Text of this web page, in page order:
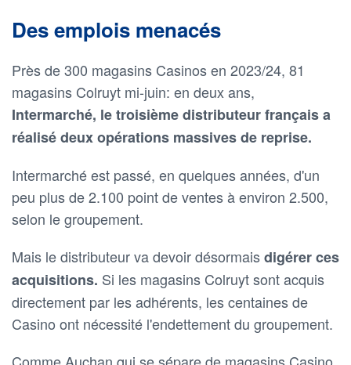
Des emplois menacés
Près de 300 magasins Casinos en 2023/24, 81
magasins Colruyt mi-juin: en deux ans,
Intermarché, le troisième distributeur français a
réalisé deux opérations massives de reprise.
Intermarché est passé, en quelques années, d'un
peu plus de 2.100 point de ventes à environ 2.500,
selon le groupement.
Mais le distributeur va devoir désormaisdigérer ces
acquisitions. Si les magasins Colruyt sont acquis
directement par les adhérents, les centaines de
Casino ont nécessité l'endettement du groupement.